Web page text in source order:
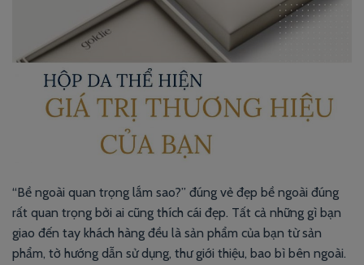
“Bề ngoài quan trọng lắm sao?” đúng vẻ đẹp bề ngoài đúng
rất quan trọng bởi ai cũng thích cái đẹp. Tất cả những gì bạn
giao đến tay khách hàng đều là sản phẩm của bạn từ sản
phẩm, tờ hướng dẫn sử dụng, thư giới thiệu, bao bì bên ngoài.